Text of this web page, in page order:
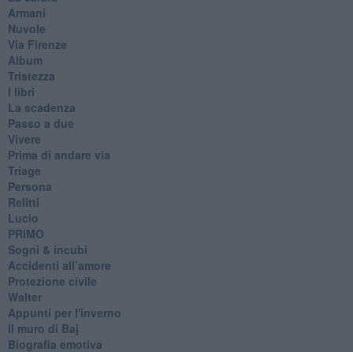
Armani
Nuvole
Via Firenze
Album
Tristezza
I libri
La scadenza
Passo a due
Vivere
Prima di andare via
Triage
Persona
Relitti
Lucio
PRIMO
Sogni & incubi
Accidenti all’amore
Protezione civile
Walter
Appunti per l'inverno
Il muro di Baj
Biografia emotiva